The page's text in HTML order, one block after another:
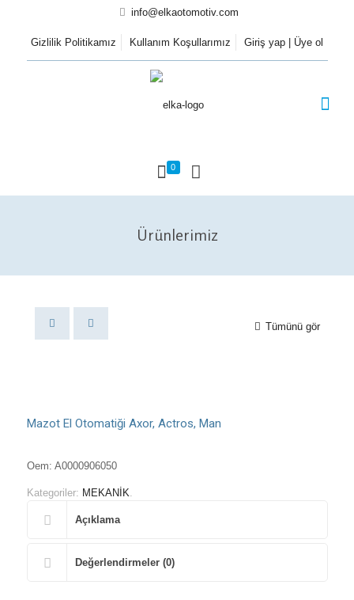
info@elkaotomotiv.com
Gizlilik Politikamız Kullanım Koşullarımız Giriş yap | Üye ol
0
Ürünlerimiz
Tümünü gör
Mazot El Otomatiği Axor, Actros, Man
Oem: A0000906050
Kategoriler: MEKANİK.
Açıklama
Değerlendirmeler (0)